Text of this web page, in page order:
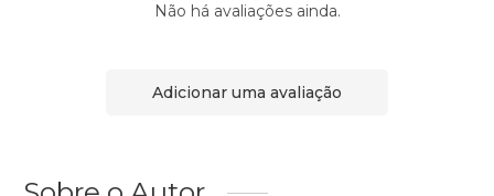
Não há avaliações ainda.
Adicionar uma avaliação